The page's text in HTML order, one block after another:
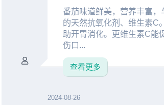
番茄味道鲜美，营养丰富
的天然抗氧化剂、维生素C
助开胃消化。更维生素C能
伤口...
查看更多
2024-08-26